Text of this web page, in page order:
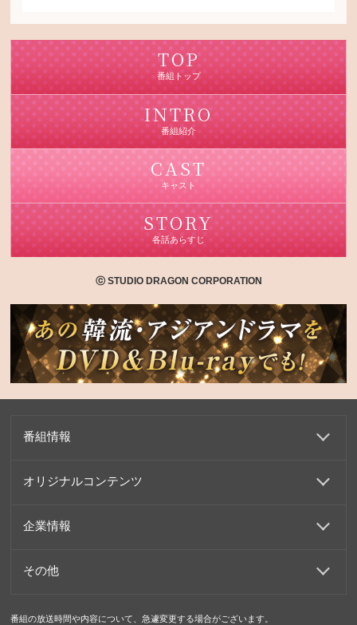
TOP
番組トップ
INTRO
番組紹介
CAST
キャスト
STORY
各話あらすじ
ⓒ STUDIO DRAGON CORPORATION
番組情報
オリジナルコンテンツ
企業情報
その他
番組の放送時間や内容について、急遽変更する場合がございます。